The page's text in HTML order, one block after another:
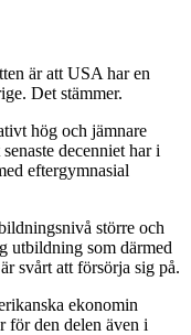
är att USA har en
Det stämmer.
hög och jämnare
decenniet har i
eftergymnasial
större och
utbildning som därmed
svårt att försörja sig på.
ekonomin
för den delen även i